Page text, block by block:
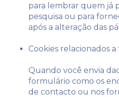
para lembrar quem já
pesquisa ou para
após a alteração das
Cookies relacionados
Quando você envia
formulário como os
de contacto ou nos